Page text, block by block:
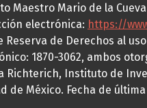
Maestro Mario de la
electrónica: https://
de Derechos al
1870-3062, ambos
Richterich, Instituto de
de México. Fecha de